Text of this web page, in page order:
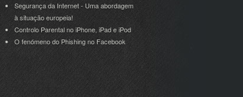
Segurança da Internet - Uma abordagem
à situação europeia!
Controlo Parental no iPhone, iPad e iPod
O fenómeno do Phishing no Facebook